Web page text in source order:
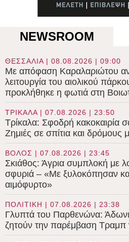
NEWSROOM
ΘΕΣΣΑΛΙΑ | 08.08.2026 | 09:00
Με απόφαση Καραλαριώτου
λειτουργία του αιολικού
προκλήθηκε η φωτιά στη
ΤΡΙΚΑΛΑ | 07.08.2026 | 23:50
Τρίκαλα: Σφοδρή κακοκαιρία
Ζημιές σε σπίτια και δρόμους
ΒΟΛΟΣ | 07.08.2026 | 23:45
Σκιάθος: Άγρια συμπλοκή με
σφυριά – «Με ξυλοκόπησαν
αιμόφυρτο»
ΠΟΛΙΤΙΚΗ | 07.08.2026 | 23:38
Γλυπτά του Παρθενώνα:
ζητούν την παρέμβαση Τραμπ